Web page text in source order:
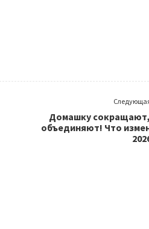
Домашку
объединяют! Что